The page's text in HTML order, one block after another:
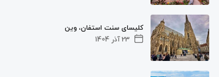
23 آذر 1404
کلیسای سنت استفان، وین